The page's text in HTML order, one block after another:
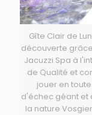
Gîte Clair de
découverte
Jacuzzi Spa à
de Qualité et
jouer en
d'échec géant et
la nature